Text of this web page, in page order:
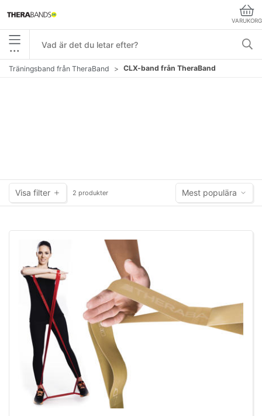
VARUKORG
•••
Träningsband från TheraBand CLX-band från TheraBand
Visa filter 2 produkter Mest populära